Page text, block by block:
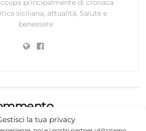
la tua privacy
principalmente di cronaca
siciliana, attualità, Salute e
benessere
non sarà pubblicato.